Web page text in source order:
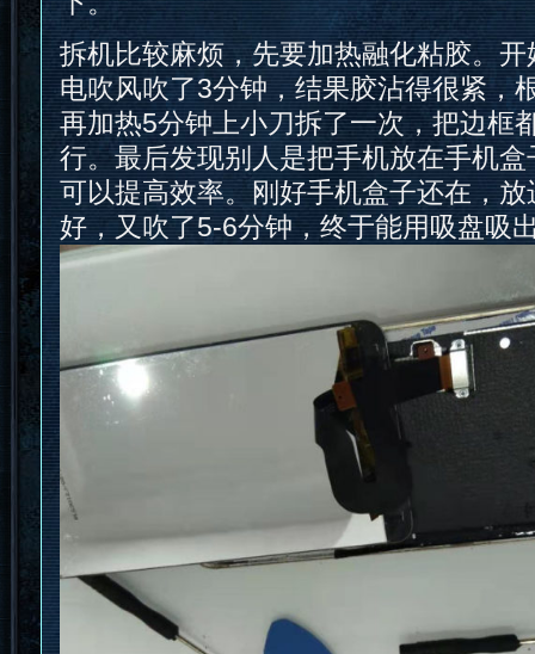
拆机比较麻烦，先要加热融化粘胶。
电吹风吹了3分钟，结果胶沾得很紧，
再加热5分钟上小刀拆了一次，把边框
行。最后发现别人是把手机放在手机
可以提高效率。刚好手机盒子还在，
好，又吹了5-6分钟，终于能用吸盘吸